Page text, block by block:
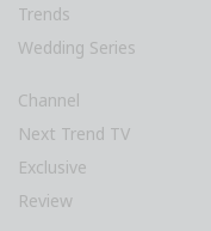
Trends
Wedding Series
Channel
Next Trend TV
Exclusive
Review